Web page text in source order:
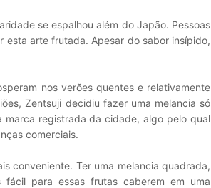
se espalhou além do Japão. Pessoas
esta arte frutada. Apesar do sabor insípido,
nos verões quentes e relativamente
Zentsuji decidiu fazer uma melancia só
marca registrada da cidade, algo pelo qual
comerciais.
conveniente. Ter uma melancia quadrada,
para essas frutas caberem em uma